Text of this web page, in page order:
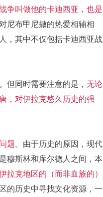
争叫做他的卡迪西亚，也是
尼布甲尼撒的热爱相辅相
，其中不仅包括卡迪西亚战
但同时需要注意的是， 无论
，对伊拉克悠久历史的强
。 由于历史的原因，现代
穆斯林和库尔德人之间，本
拉克地区的（而非血族的）
的历史中寻找文化资源，一